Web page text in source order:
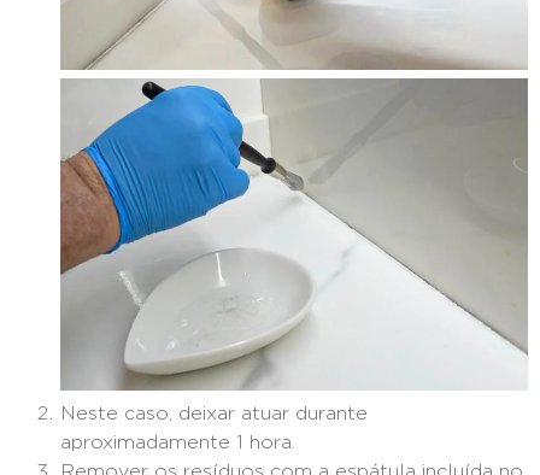
Neste caso, deixar atuar durante
aproximadamente 1 hora.
Remover os resíduos com a espátula incluída no